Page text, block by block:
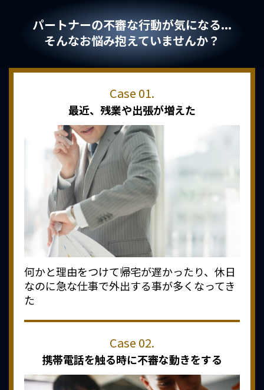
パートナーの不審な行動が気になる...
そんなお悩み抱えていませんか？
最近、 残業や出張が増えた
何かと理由をつけて帰宅が遅かったり、休日
なのに急な仕事で外出する事が多くなってき
た
携帯電話を触る時に不審な動きをする